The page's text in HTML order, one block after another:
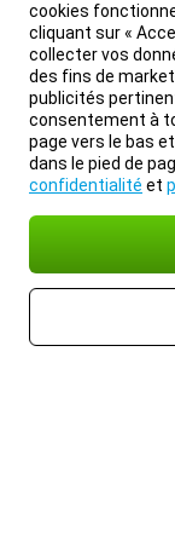
cookies
cliquant sur «
collecter vos
des fins de
publicités
consentement à
page vers le bas
dans le pied de
confidentialité et